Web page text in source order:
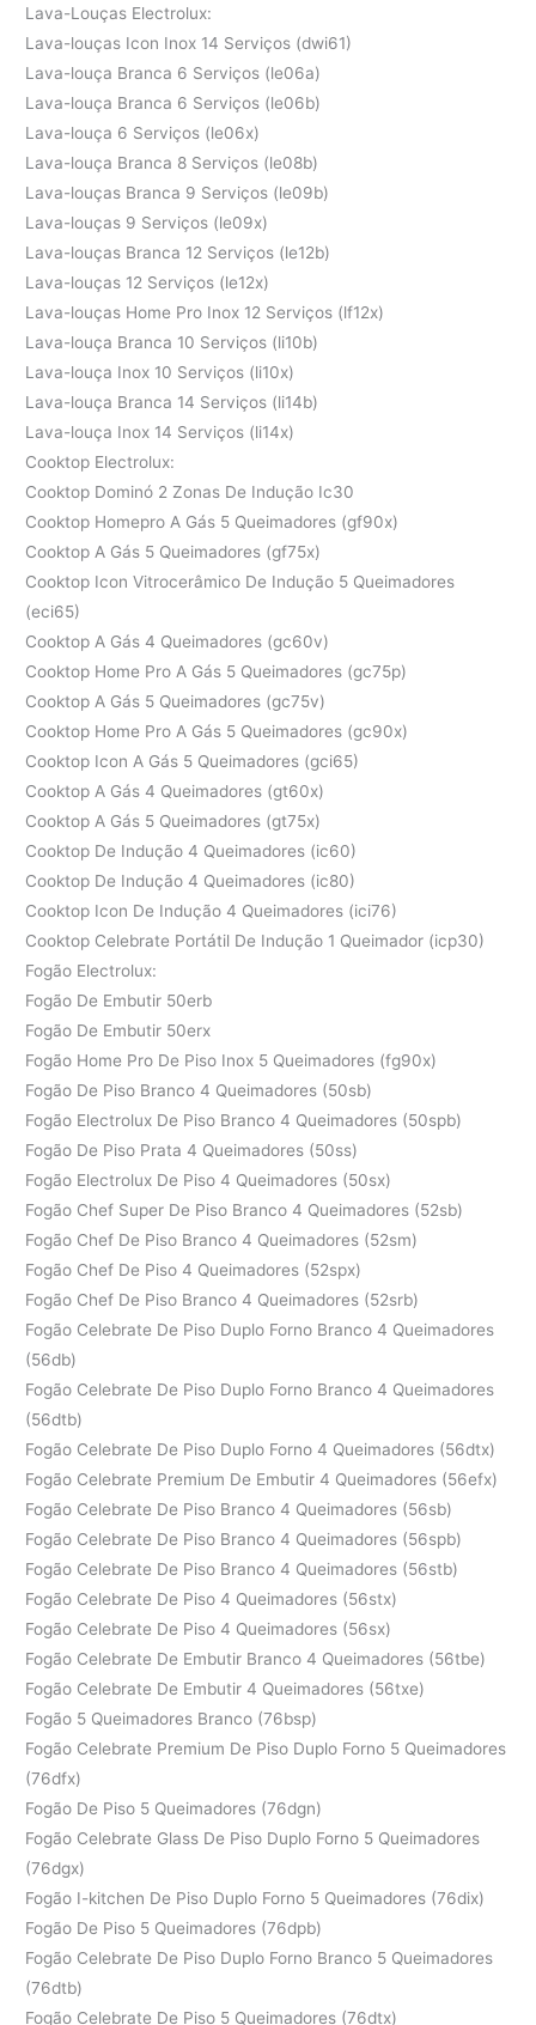
Lava-Louças Electrolux:
Lava-louças Icon Inox 14 Serviços (dwi61)
Lava-louça Branca 6 Serviços (le06a)
Lava-louça Branca 6 Serviços (le06b)
Lava-louça 6 Serviços (le06x)
Lava-louça Branca 8 Serviços (le08b)
Lava-louças Branca 9 Serviços (le09b)
Lava-louças 9 Serviços (le09x)
Lava-louças Branca 12 Serviços (le12b)
Lava-louças 12 Serviços (le12x)
Lava-louças Home Pro Inox 12 Serviços (lf12x)
Lava-louça Branca 10 Serviços (li10b)
Lava-louça Inox 10 Serviços (li10x)
Lava-louça Branca 14 Serviços (li14b)
Lava-louça Inox 14 Serviços (li14x)
Cooktop Electrolux:
Cooktop Dominó 2 Zonas De Indução Ic30
Cooktop Homepro A Gás 5 Queimadores (gf90x)
Cooktop A Gás 5 Queimadores (gf75x)
Cooktop Icon Vitrocerâmico De Indução 5 Queimadores
(eci65)
Cooktop A Gás 4 Queimadores (gc60v)
Cooktop Home Pro A Gás 5 Queimadores (gc75p)
Cooktop A Gás 5 Queimadores (gc75v)
Cooktop Home Pro A Gás 5 Queimadores (gc90x)
Cooktop Icon A Gás 5 Queimadores (gci65)
Cooktop A Gás 4 Queimadores (gt60x)
Cooktop A Gás 5 Queimadores (gt75x)
Cooktop De Indução 4 Queimadores (ic60)
Cooktop De Indução 4 Queimadores (ic80)
Cooktop Icon De Indução 4 Queimadores (ici76)
Cooktop Celebrate Portátil De Indução 1 Queimador (icp30)
Fogão Electrolux:
Fogão De Embutir 50erb
Fogão De Embutir 50erx
Fogão Home Pro De Piso Inox 5 Queimadores (fg90x)
Fogão De Piso Branco 4 Queimadores (50sb)
Fogão Electrolux De Piso Branco 4 Queimadores (50spb)
Fogão De Piso Prata 4 Queimadores (50ss)
Fogão Electrolux De Piso 4 Queimadores (50sx)
Fogão Chef Super De Piso Branco 4 Queimadores (52sb)
Fogão Chef De Piso Branco 4 Queimadores (52sm)
Fogão Chef De Piso 4 Queimadores (52spx)
Fogão Chef De Piso Branco 4 Queimadores (52srb)
Fogão Celebrate De Piso Duplo Forno Branco 4 Queimadores
(56db)
Fogão Celebrate De Piso Duplo Forno Branco 4 Queimadores
(56dtb)
Fogão Celebrate De Piso Duplo Forno 4 Queimadores (56dtx)
Fogão Celebrate Premium De Embutir 4 Queimadores (56efx)
Fogão Celebrate De Piso Branco 4 Queimadores (56sb)
Fogão Celebrate De Piso Branco 4 Queimadores (56spb)
Fogão Celebrate De Piso Branco 4 Queimadores (56stb)
Fogão Celebrate De Piso 4 Queimadores (56stx)
Fogão Celebrate De Piso 4 Queimadores (56sx)
Fogão Celebrate De Embutir Branco 4 Queimadores (56tbe)
Fogão Celebrate De Embutir 4 Queimadores (56txe)
Fogão 5 Queimadores Branco (76bsp)
Fogão Celebrate Premium De Piso Duplo Forno 5 Queimadores
(76dfx)
Fogão De Piso 5 Queimadores (76dgn)
Fogão Celebrate Glass De Piso Duplo Forno 5 Queimadores
(76dgx)
Fogão I-kitchen De Piso Duplo Forno 5 Queimadores (76dix)
Fogão De Piso 5 Queimadores (76dpb)
Fogão Celebrate De Piso Duplo Forno Branco 5 Queimadores
(76dtb)
Fogão Celebrate De Piso 5 Queimadores (76dtx)